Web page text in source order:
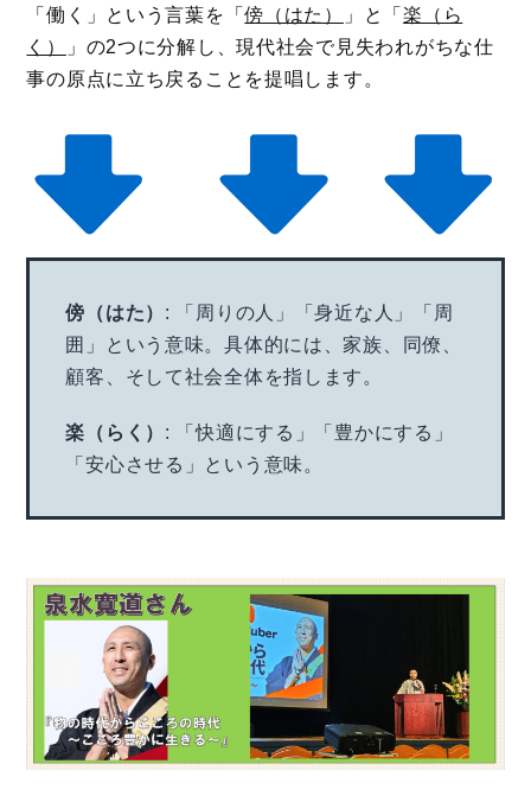
「働く」という言葉を「傍（はた） 」と「楽（ら
く）
」の2つに分解し、現代社会で見失われがちな仕
事の原点に立ち戻ることを提唱します。
傍（はた） : 「周りの人」「身近な人」「周
囲」という意味。具体的には、家族、同僚、
顧客、そして社会全体を指します。
楽（らく） : 「快適にする」「豊かにする」
「安心させる」という意味。